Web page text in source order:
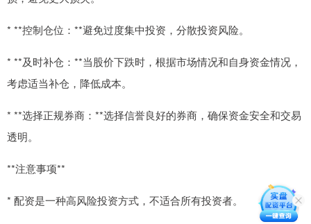
* **控制仓位：**避免过度集中投资，分散投资风险。
* **及时补仓：**当股价下跌时，根据市场情况和自身资金情况，
考虑适当补仓，降低成本。
* **选择正规券商：**选择信誉良好的券商，确保资金安全和交易
透明。
**注意事项**
* 配资是一种高风险投资方式，不适合所有投资者。